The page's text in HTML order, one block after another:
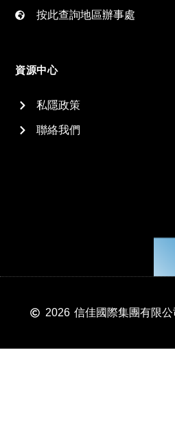
按此查詢地區辦事處
資源中心
私隱政策
聯絡我們
2026 信佳國際集團有限